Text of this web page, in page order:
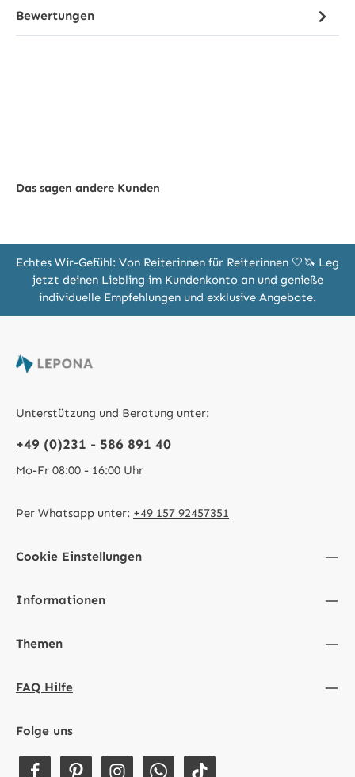
Bewertungen
Das sagen andere Kunden
Echtes Wir-Gefühl: Von Reiterinnen für Reiterinnen 🤍🦄 Leg
jetzt deinen Liebling im Kundenkonto an und genieße
individuelle Empfehlungen und exklusive Angebote.
Unterstützung und Beratung unter:
+49 (0)231 - 586 891 40
Mo-Fr 08:00 - 16:00 Uhr
Per Whatsapp unter: +49 157 92457351
Cookie Einstellungen
Informationen
Themen
FAQ Hilfe
Folge uns